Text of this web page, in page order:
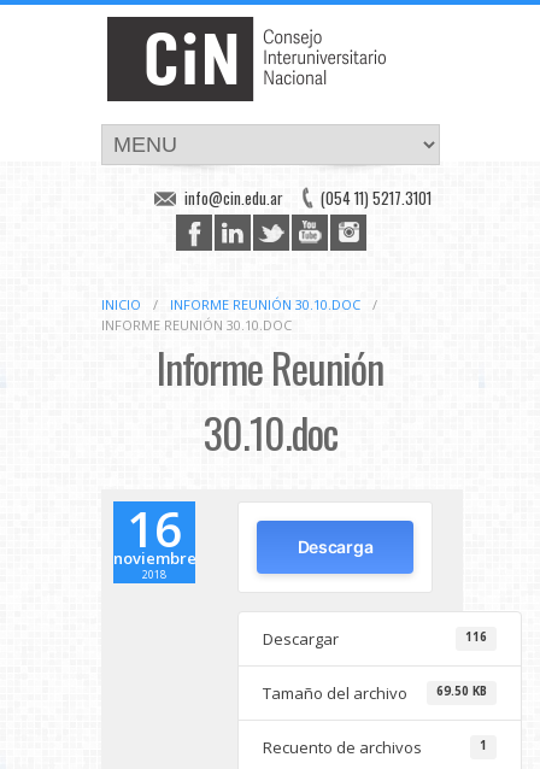
(054 11) 5217.3101
info@cin.edu.ar
INICIO / INFORME REUNIÓN 30.10.DOC
/
INFORME REUNIÓN 30.10.DOC
Informe Reunión
30.10.doc
16
noviembre
2018
Descarga
Descargar 116
Tamaño del archivo 69.50 KB
Recuento de archivos 1